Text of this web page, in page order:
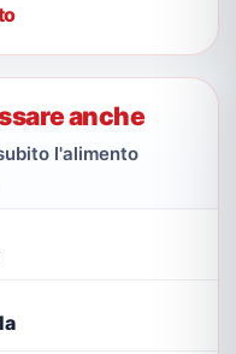
anche
l'alimento